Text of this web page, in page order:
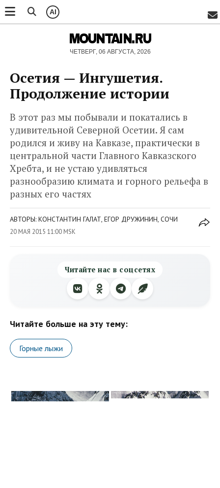
AI
MOUNTAIN.RU
ЧЕТВЕРГ, 06 АВГУСТА, 2026
Осетия — Ингушетия.
Продолжение истории
В этот раз мы побывали и покатались в
удивительной Северной Осетии. Я сам
родился и живу на Кавказе, практически в
центральной части Главного Кавказского
Хребта, и не устаю удивляться
разнообразию климата и горного рельефа в
разных его частях
АВТОРЫ: КОНСТАНТИН ГАЛАТ, ЕГОР ДРУЖИНИН, СОЧИ
20 МАЯ 2015 11:00 MSK
Читайте нас в соцсетях
Читайте больше на эту тему:
Горные лыжи